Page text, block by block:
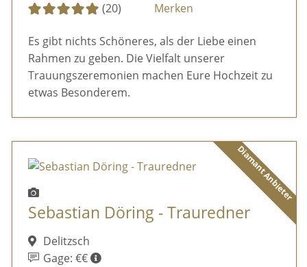
(20)
Merken
Es gibt nichts Schöneres, als der Liebe einen
Rahmen zu geben. Die Vielfalt unserer
Trauungszeremonien machen Eure Hochzeit zu
etwas Besonderem.
Diamant Anbieter
Sebastian Döring - Trauredner
Delitzsch
Gage: €€